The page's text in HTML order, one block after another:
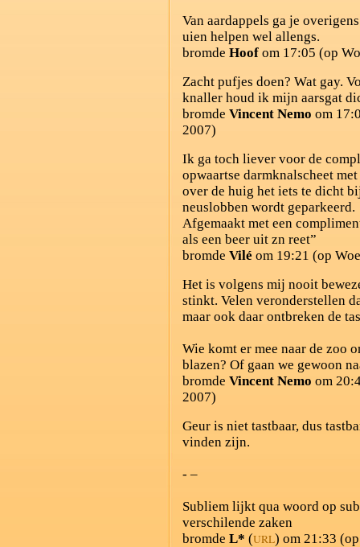
Van aardappels ga je
uien helpen wel allengs.
bromde Hoof om 17:05 (op
Zacht pufjes doen? Wat gay.
knaller houd ik mijn aarsgat
bromde Vincent Nemo om
2007)
Ik ga toch liever voor de
opwaartse darmknalscheet
over de huig het iets te dicht
neuslobben wordt geparkeerd.
Afgemaakt met een
als een beer uit zn reet”
bromde Vilé om 19:21 (op
Het is volgens mij nooit
stinkt. Velen veronderstellen
maar ook daar ontbreken de
Wie komt er mee naar de zoo
blazen? Of gaan we gewoon
bromde Vincent Nemo om
2007)
Geur is niet tastbaar, dus
vinden zijn.
- –
Subliem lijkt qua woord op
verschilende zaken
bromde L* (URL) om 21:33